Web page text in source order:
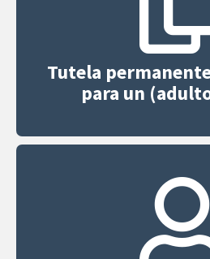
Tutela
para un